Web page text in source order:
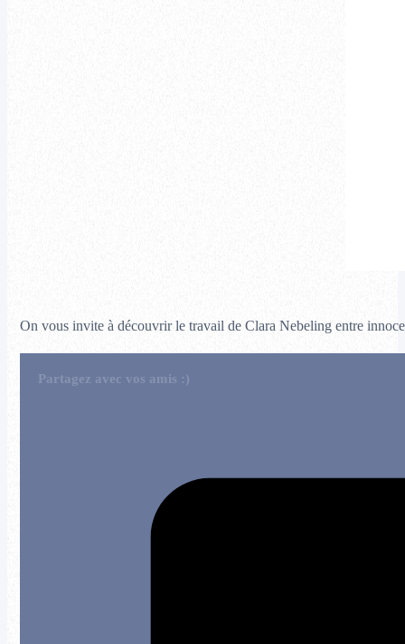
On vous invite à découvrir le travail de Clara Nebeling entre
Partagez avec vos amis :)